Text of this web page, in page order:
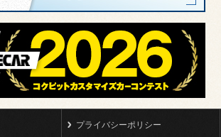
プライバシーポリシー